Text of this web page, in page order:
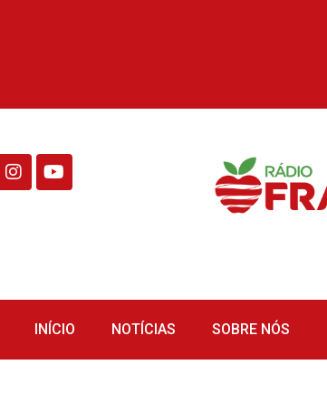
INÍCIO NOTÍCIAS SOBRE NÓS